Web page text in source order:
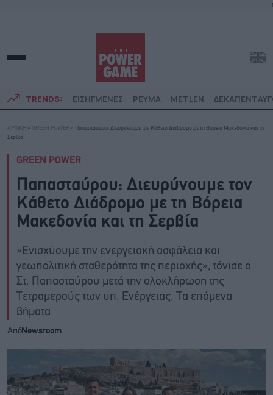
TRENDS: ΕΙΣΗΓΜΕΝΕΣ ΡΕΥΜΑ METLEN
ΑΡΧΙΚΗ » GREEN POWER »
Παπασταύρου: Διευρύνουμε τον Κάθετο Διάδρομο με τη Βόρεια Μακεδονία και τη
Σερβία
GREEN POWER
Παπασταύρου: Διευρύνουμε τον
Κάθετο Διάδρομο με τη Βόρεια
Μακεδονία και τη Σερβία
«Ενισχύουμε την ενεργειακή ασφάλεια και
γεωπολιτική σταθερότητα της περιοχής», τόνισε ο
Στ. Παπασταύρου μετά την ολοκλήρωση της
Τετραμερούς των υπ. Ενέργειας. Τα επόμενα
βήματα
ΑπόNewsroom